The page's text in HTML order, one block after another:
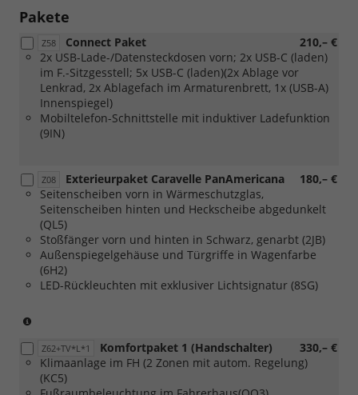
Pakete
Z58 210,– €
Connect Paket
2x USB-Lade-/Datensteckdosen vorn; 2x USB-C (laden)
im F.-Sitzgesstell; 5x USB-C (laden)(2x Ablage vor
Lenkrad, 2x Ablagefach im Armaturenbrett, 1x (USB-A)
Innenspiegel)
Mobiltelefon-Schnittstelle mit induktiver Ladefunktion
(9IN)
Z08 180,– €
Exterieurpaket Caravelle PanAmericana
Seitenscheiben vorn in Wärmeschutzglas,
Seitenscheiben hinten und Heckscheibe abgedunkelt
(QL5)
Stoßfänger vorn und hinten in Schwarz, genarbt (2JB)
Außenspiegelgehäuse und Türgriffe in Wagenfarbe
(6H2)
LED-Rückleuchten mit exklusiver Lichtsignatur (8SG)
Verbindung
mit
[40Q]
Z62+TV*L*1 330,– €
Komfortpaket 1 (Handschalter)
Klimaanlage im FH (2 Zonen mit autom. Regelung)
(KC5)